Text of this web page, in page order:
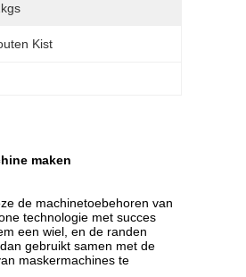
Kist
maken
de machinetoebehoren van
technologie met succes
een wiel, en de randen
gebruikt samen met de
maskermachines te